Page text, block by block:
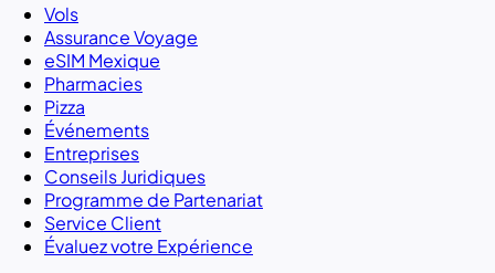
Vols
Assurance Voyage
eSIM Mexique
Pharmacies
Pizza
Événements
Entreprises
Conseils Juridiques
Programme de Partenariat
Service Client
Évaluez votre Expérience